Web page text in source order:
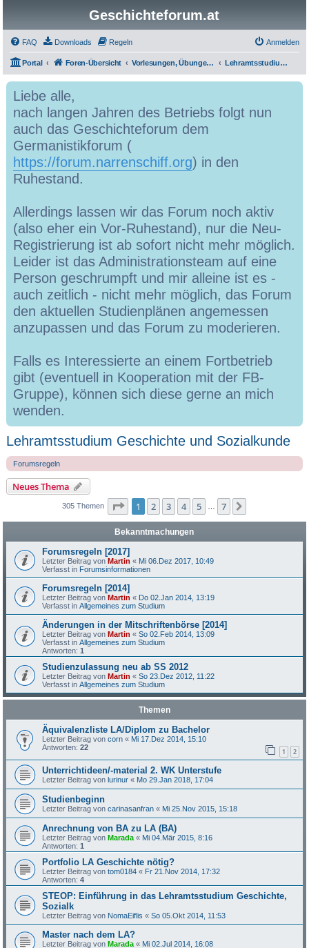
Geschichteforum.at
FAQ Downloads Regeln Anmelden
Portal Foren-Übersicht Vorlesungen, Übungen, Grundkurse, Seminare & Co. Lehramtsstudium Geschichte und Sozialkunde
Liebe alle,
nach langen Jahren des Betriebs folgt nun
auch das Geschichteforum dem
Germanistikforum (
https://forum.narrenschiff.org) in den
Ruhestand.
Allerdings lassen wir das Forum noch aktiv
(also eher ein Vor-Ruhestand), nur die Neu-
Registrierung ist ab sofort nicht mehr möglich.
Leider ist das Administrationsteam auf eine
Person geschrumpft und mir alleine ist es -
auch zeitlich - nicht mehr möglich, das Forum
den aktuellen Studienplänen angemessen
anzupassen und das Forum zu moderieren.
Falls es Interessierte an einem Fortbetrieb
gibt (eventuell in Kooperation mit der FB-
Gruppe), können sich diese gerne an mich
wenden.
Lehramtsstudium Geschichte und Sozialkunde
Forumsregeln
Neues Thema
305 Themen Seite 1von
1 2 3 4 5 7
Bekanntmachungen
Forumsregeln [2017]
Letzter Beitrag vonMartin « Mi 06.Dez 2017, 10:49
Verfasst in Forumsinformationen
Forumsregeln [2014]
Letzter Beitrag vonMartin « Do 02.Jan 2014, 13:19
Verfasst inAllgemeines zum Studium
Änderungen in der Mitschriftenbörse [2014]
Letzter Beitrag vonMartin «So 02.Feb 2014, 13:09
Verfasst inAllgemeines zum Studium
Antworten:1
Studienzulassung neu ab SS 2012
Letzter Beitrag vonMartin «So 23.Dez 2012, 11:22
Verfasst inAllgemeines zum Studium
Themen
Äquivalenzliste LA/Diplom zu Bachelor
Letzter Beitrag voncorn « Mi 17.Dez 2014, 15:10
Antworten:22 1 2
Unterrichtideen/-material 2. WK Unterstufe
Letzter Beitrag vonlurinur « Mo 29.Jan 2018, 17:04
Studienbeginn
Letzter Beitrag voncarinasanfran « Mi 25.Nov 2015, 15:18
Anrechnung von BA zu LA (BA)
Letzter Beitrag vonMarada « Mi 04.Mär 2015, 8:16
Antworten:1
Portfolio LA Geschichte nötig?
Letzter Beitrag vontom0184 « Fr 21.Nov 2014, 17:32
Antworten:4
STEOP: Einführung in das Lehramtsstudium Geschichte,
Sozialk
Letzter Beitrag von NomaEiflis «So 05.Okt 2014, 11:53
Master nach dem LA?
Letzter Beitrag vonMarada « Mi 02.Jul 2014, 16:08